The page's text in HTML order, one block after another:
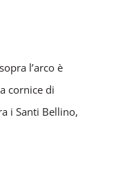
l’arco è
cornice di
i Santi Bellino,